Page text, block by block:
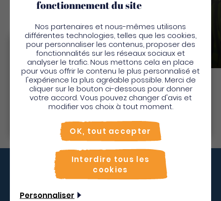
An Mao Héritage
Parcs et jardins
Découvrir
Vous décollez quand ?
Bienvenue en Martinique
Pour profiter de votre séjour et trouver des
activités en quelques clics, activez le mode “sur
place”.
Utiliser le mode surplace
fonctionnement du site
Nos partenaires et nous-mêmes utilisons
différentes technologies, telles que les cookies,
pour personnaliser les contenus, proposer des
fonctionnalités sur les réseaux sociaux et
analyser le trafic. Nous mettons cela en place
pour vous offrir le contenu le plus personnalisé et
l'expérience la plus agréable possible. Merci de
cliquer sur le bouton ci-dessous pour donner
votre accord. Vous pouvez changer d'avis et
modifier vos choix à tout moment.
OK, tout accepter
Interdire tous les
cookies
Personnaliser